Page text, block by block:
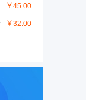
￥45.00
￥32.00